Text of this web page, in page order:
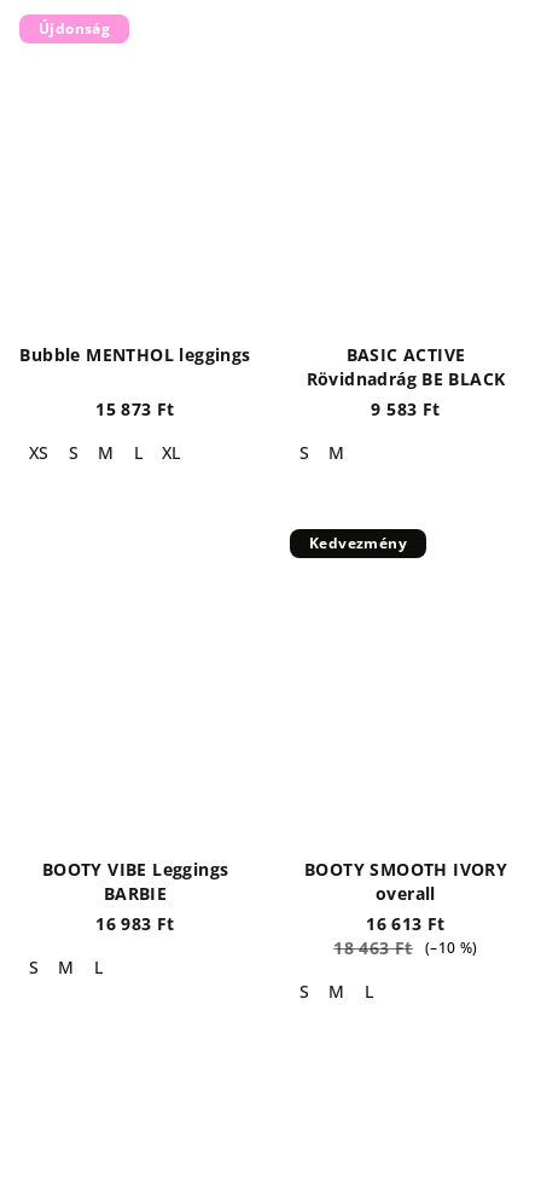
Újdonság
Bubble MENTHOL leggings
15 873 Ft
XS
S M L XL
BASIC ACTIVE
Rövidnadrág BE BLACK
9 583 Ft
S
M
BOOTY VIBE Leggings
BARBIE
16 983 Ft
S
M L
Kedvezmény
BOOTY SMOOTH IVORY
overall
16 613 Ft
18 463 Ft (–10 %)
S M L